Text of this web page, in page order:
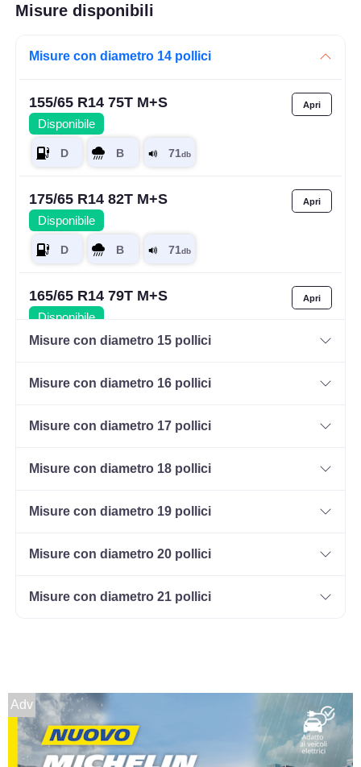
Misure disponibili
Misure con diametro 14 pollici
155/65 R14 75T M+S
Disponibile
175/65 R14 82T M+S
Disponibile
165/65 R14 79T M+S
Disponibile
185/60 R14 82H M+S
Disponibile
Disponibile
Misure con diametro 15 pollici
Misure con diametro 16 pollici
Misure con diametro 17 pollici
Misure con diametro 18 pollici
Misure con diametro 19 pollici
Misure con diametro 20 pollici
Misure con diametro 21 pollici
Adv